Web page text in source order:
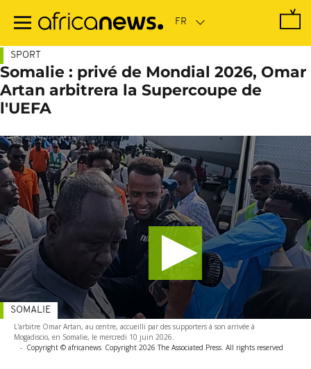
contenu
SPORT
Somalie : privé de Mondial 2026, Omar
Artan arbitrera la Supercoupe de
l'UEFA
L'arbitre Omar Artan, au centre, accueilli par des supporters à son arrivée à
Mogadiscio, en Somalie, le mercredi 10 juin 2026.
- Copyright © africanews Copyright 2026 The Associated Press. All rights reserved
SOMALIE